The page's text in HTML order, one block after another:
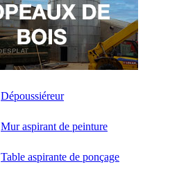
Dépoussiéreur
Mur aspirant de peinture
Table aspirante de ponçage